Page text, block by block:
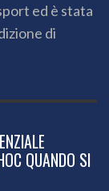
ed è stata
di
QUANDO SI